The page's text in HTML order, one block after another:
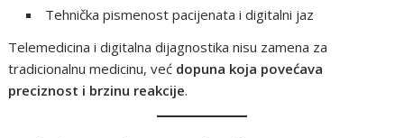
Tehnička pismenost pacijenata i digitalni jaz
Telemedicina i digitalna dijagnostika nisu zamena za
tradicionalnu medicinu, već dopuna koja povećava
preciznost i brzinu reakcije.